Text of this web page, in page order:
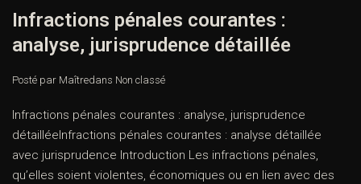
Infractions pénales courantes :
analyse, jurisprudence détaillée
Posté par Maîtredans Non classé
Infractions pénales courantes : analyse, jurisprudence
détailléeInfractions pénales courantes : analyse détaillée
avec jurisprudence Introduction Les infractions pénales,
qu’elles soient violentes, économiques ou en lien avec des